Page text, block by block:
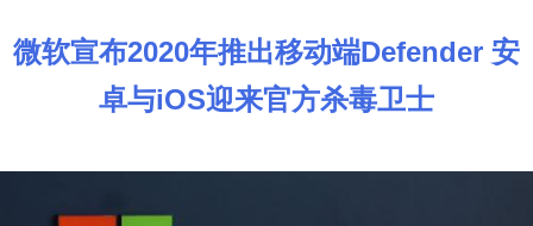
微软宣布2020年推出移动端Defender 安
卓与iOS迎来官方杀毒卫士